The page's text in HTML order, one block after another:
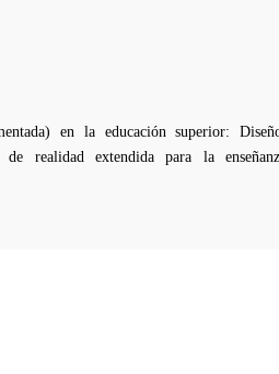
en la educación superior:
realidad extendida para la